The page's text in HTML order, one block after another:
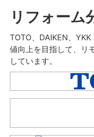
リフォーム
TOTO、DAIKEN、
値向上を目指して、リ
しています。